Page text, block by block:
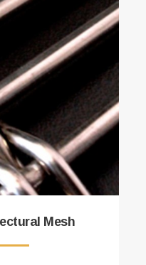
Mesh